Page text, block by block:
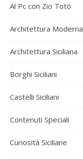
Al Pc con Zio Totò
Architettura Moderna
Architettura Siciliana
Borghi Siciliani
Castelli Siciliani
Contenuti Speciali
Curiosità Siciliane